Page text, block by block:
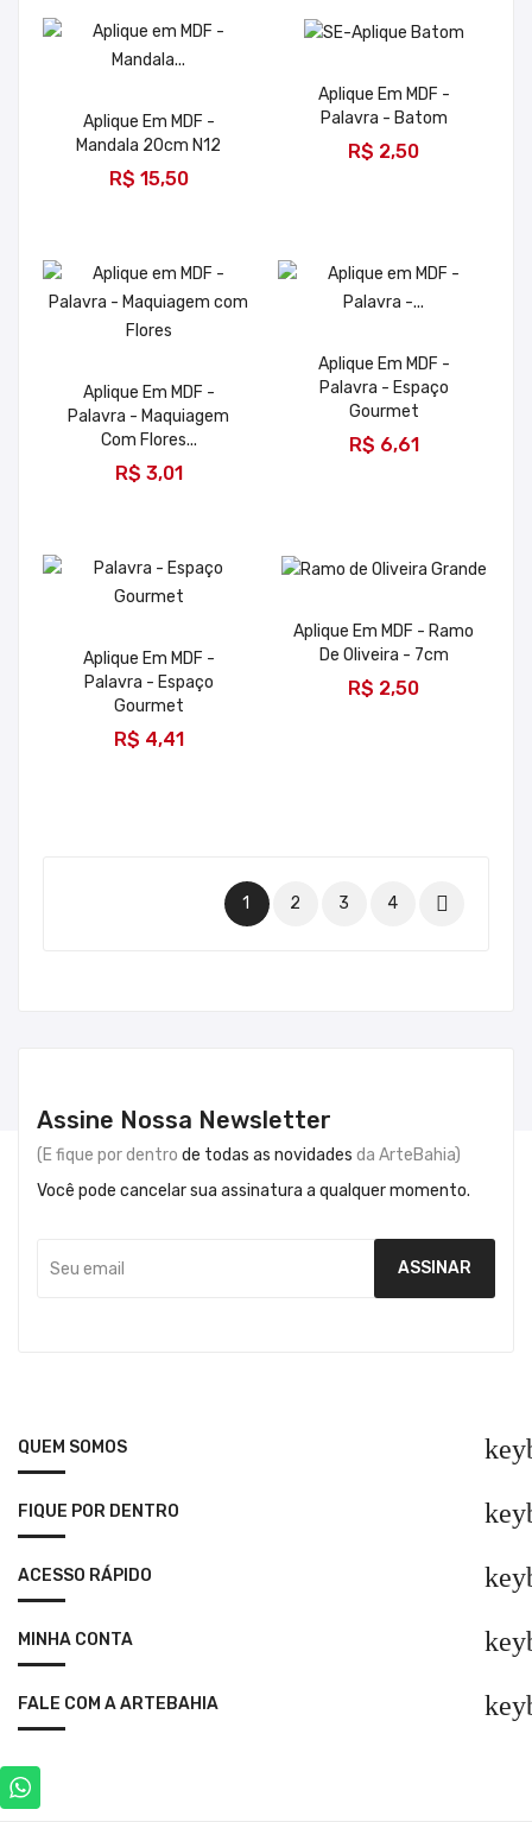
Aplique Em MDF -
Mandala 20cm N12
R$ 15,50
Aplique Em MDF -
Palavra - Batom
R$ 2,50
Aplique Em MDF -
Palavra - Maquiagem
Com Flores...
R$ 3,01
Aplique Em MDF -
Palavra - Espaço
Gourmet
R$ 6,61
Aplique Em MDF -
Palavra - Espaço
Gourmet
R$ 4,41
Aplique Em MDF - Ramo
De Oliveira - 7cm
R$ 2,50
1 2 3 4 
Assine Nossa Newsletter
(E fique por dentro de todas as novidades da ArteBahia)
Você pode cancelar sua assinatura a qualquer momento.
QUEM SOMOS
FIQUE POR DENTRO
ACESSO RÁPIDO
MINHA CONTA
FALE COM A ARTEBAHIA